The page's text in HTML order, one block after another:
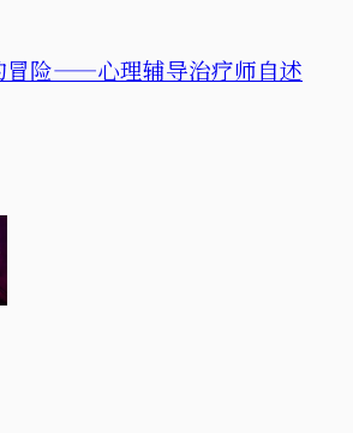
冒险——心理辅导治疗师自述